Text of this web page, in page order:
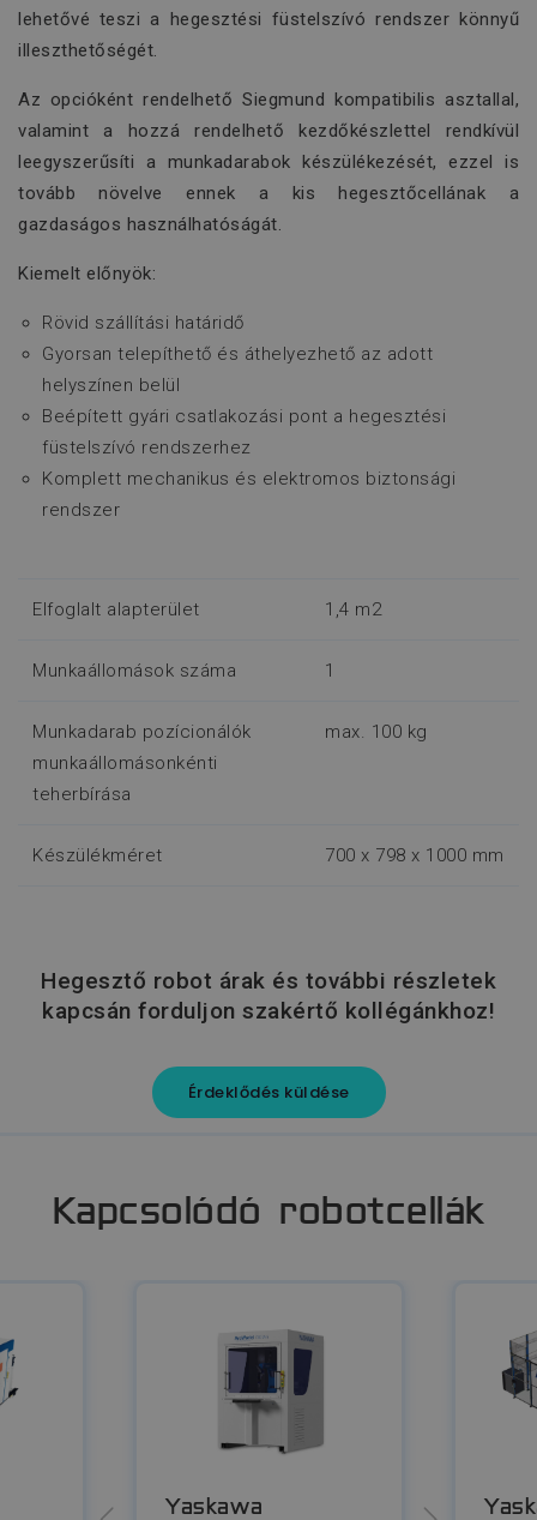
lehetővé teszi a hegesztési füstelszívó rendszer könnyű
illeszthetőségét.
Az opcióként rendelhető Siegmund kompatibilis asztallal,
valamint a hozzá rendelhető kezdőkészlettel rendkívül
leegyszerűsíti a munkadarabok készülékezését, ezzel is
tovább növelve ennek a kis hegesztőcellának a
gazdaságos használhatóságát.
Kiemelt előnyök:
Rövid szállítási határidő
Gyorsan telepíthető és áthelyezhető az adott
helyszínen belül
Beépített gyári csatlakozási pont a hegesztési
füstelszívó rendszerhez
Komplett mechanikus és elektromos biztonsági
rendszer
Elfoglalt alapterület 1,4 m2
Munkaállomások száma 1
Munkadarab pozícionálók
munkaállomásonkénti
teherbírása
max. 100 kg
Készülékméret 700 x 798 x 1000 mm
Hegesztő robot árak és további részletek
kapcsán forduljon szakértő kollégánkhoz!
Érdeklődés küldése
Kapcsolódó robotcellák
Yaskawa